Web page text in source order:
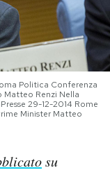
Politica Conferenza
Renzi Nella
29-12-2014 Rome
Minister Matteo
su